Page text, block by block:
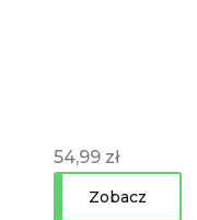
54,99 zł
Zobacz